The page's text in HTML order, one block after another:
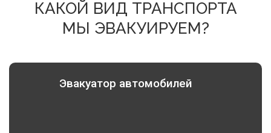
КАКОЙ ВИД ТРАНСПОРТА
МЫ ЭВАКУИРУЕМ?
Эвакуатор автомобилей